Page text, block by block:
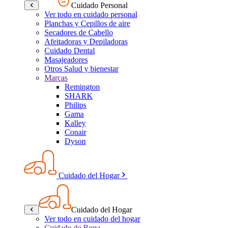
Cuidado Personal
Ver todo en cuidado personal
Planchas y Cepillos de aire
Secadores de Cabello
Afeitadoras y Depiladoras
Cuidado Dental
Masajeadores
Otros Salud y bienestar
Marcas
Remington
SHARK
Philips
Gama
Kalley
Conair
Dyson
Cuidado del Hogar
Cuidado del Hogar
Ver todo en cuidado del hogar